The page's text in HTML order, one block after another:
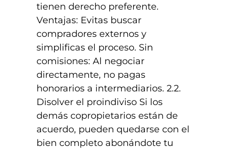
tienen derecho preferente.
Ventajas: Evitas buscar
compradores externos y
simplificas el proceso. Sin
comisiones: Al negociar
directamente, no pagas
honorarios a intermediarios. 2.2.
Disolver el proindiviso Si los
demás copropietarios están de
acuerdo, pueden quedarse con el
bien completo abonándote tu